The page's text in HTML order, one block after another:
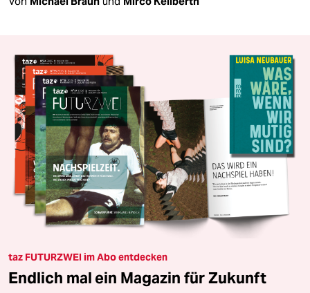
taz FUTURZWEI im Abo entdecken
Endlich mal ein Magazin für Zukunft